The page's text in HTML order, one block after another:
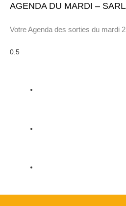
AGENDA DU MARDI –
Votre Agenda des sorties du mardi